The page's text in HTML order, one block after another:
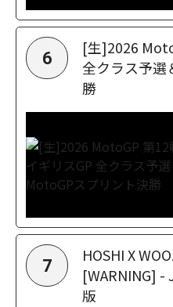
6
[生]2026
全クラス予選
勝
7
HOSHI X
[WARNING] -
版